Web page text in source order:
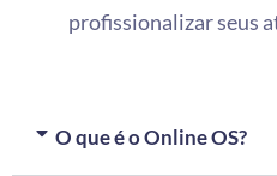
profissionalizar seus
O que é o Online OS?